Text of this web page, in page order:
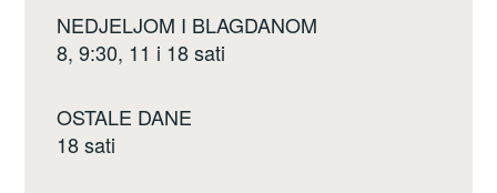
NEDJELJOM I BLAGDANOM
8, 9:30, 11 i 18 sati
OSTALE DANE
18 sati